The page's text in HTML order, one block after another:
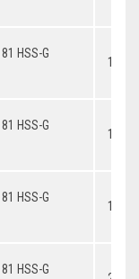
HSS-G
HSS-G
HSS-G
HSS-G